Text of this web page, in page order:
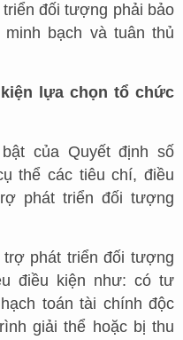
đối tượng phải bảo
bạch và tuân thủ
lựa chọn tổ chức
của Quyết định số
thể các tiêu chí, điều
phát triển đối tượng
phát triển đối tượng
điều kiện như: có tư
toán tài chính độc
giải thể hoặc bị thu